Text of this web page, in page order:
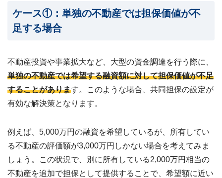
ケース①：単独の不動産では担保価値が不
足する場合
不動産投資や事業拡大など、大型の資金調達を行う際に、
単独の不動産では希望する融資額に対して担保価値が不足
することがあります。このような場合、共同担保の設定が
有効な解決策となります。
例えば、5,000万円の融資を希望しているが、所有してい
る不動産の評価額が3,000万円しかない場合を考えてみま
しょう。この状況で、別に所有している2,000万円相当の
不動産を追加で担保として提供することで、希望額に近い